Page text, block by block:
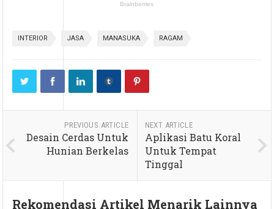
INTERIOR JASA MANASUKA RAGAM
PREVIOUS ARTICLE
Desain Cerdas Untuk
Hunian Berkelas
NEXT ARTICLE
Aplikasi Batu Koral
Untuk Tempat
Tinggal
Rekomendasi Artikel Menarik Lainnya